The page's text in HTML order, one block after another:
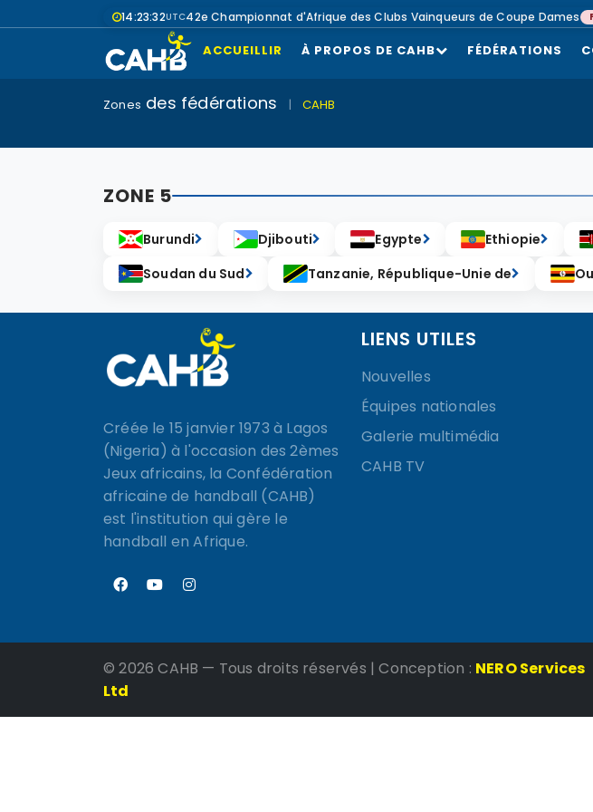
14:23:33UTC42e Championnat d'Afrique des Clubs Vainqueurs de Coupe Dames
ACCUEILLIR À PROPOS DE CAHB FÉDÉRATIONS
Zones des fédérations | CAHB
ZONE 5
Burundi Djibouti Egypte Ethiopie
Soudan du Sud
Tanzanie, République-Unie de
Créée le 15 janvier 1973 à Lagos
(Nigeria) à l'occasion des 2èmes
Jeux africains, la Confédération
africaine de handball (CAHB)
est l'institution qui gère le
handball en Afrique.
LIENS UTILES
Nouvelles
Équipes nationales
Galerie multimédia
CAHB TV
©2026 CAHB — Tous droits réservés | Conception : NERO Services
Ltd